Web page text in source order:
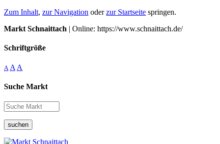
Zum Inhalt, zur Navigation oderzur Startseite springen.
Markt Schnaittach | Online: https://www.schnaittach.de/
Schriftgröße
A A A
Suche Markt
suchen